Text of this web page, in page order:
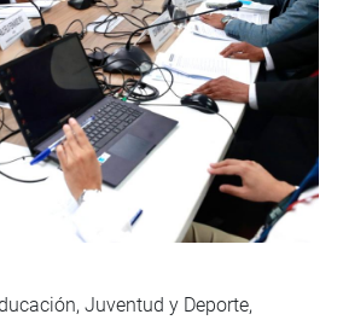
Juventud y Deporte,